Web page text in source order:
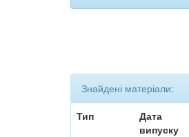
Знайдені матеріали:
Тип
Дата
випуску